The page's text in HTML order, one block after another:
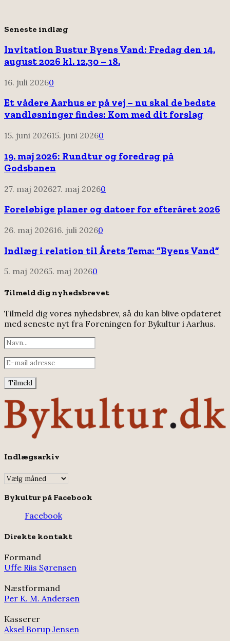
Seneste indlæg
Invitation Bustur Byens Vand: Fredag den 14.
august 2026 kl. 12.30 – 18.
16. juli 20260
Et vådere Aarhus er på vej – nu skal de bedste
vandløsninger findes: Kom med dit forslag
15. juni 202615. juni 20260
19. maj 2026: Rundtur og foredrag på
Godsbanen
27. maj 202627. maj 20260
Foreløbige planer og datoer for efteråret 2026
26. maj 202616. juli 20260
Indlæg i relation til Årets Tema: “Byens Vand”
5. maj 20265. maj 20260
Tilmeld dig nyhedsbrevet
Tilmeld dig vores nyhedsbrev, så du kan blive opdateret
med seneste nyt fra Foreningen for Bykultur i Aarhus.
Indlægsarkiv
Indlægsarkiv
Bykultur på Facebook
Facebook
Direkte kontakt
Formand
Uffe Riis Sørensen
Næstformand
Per K. M. Andersen
Kasserer
Aksel Borup Jensen